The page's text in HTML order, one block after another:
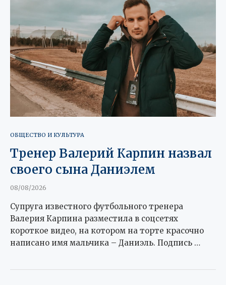
ОБЩЕСТВО И КУЛЬТУРА
Тренер Валерий Карпин назвал
своего сына Даниэлем
08/08/2026
Супруга известного футбольного тренера
Валерия Карпина разместила в соцсетях
короткое видео, на котором на торте красочно
написано имя мальчика – Даниэль. Подпись …